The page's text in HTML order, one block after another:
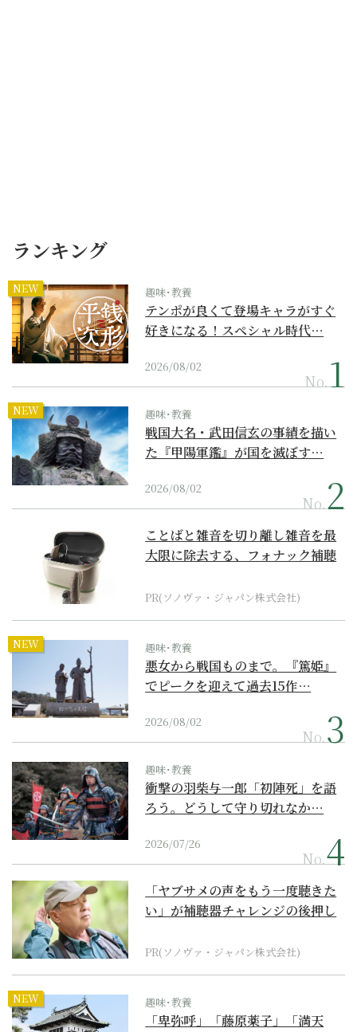
ランキング
NEW 趣味･教養
テンポが良くて登場キャラがすぐ
好きになる！スペシャル時代…
2026/08/02
No.
NEW 趣味･教養
戦国大名・武田信玄の事績を描い
た『甲陽軍鑑』が国を滅ぼす…
2026/08/02
No.
ことばと雑音を切り離し雑音を最
大限に除去する、フォナック補聴
PR(ソノヴァ・ジャパン株式会社)
NEW 趣味･教養
悪女から戦国ものまで。『篤姫』
でピークを迎えて過去15作…
2026/08/02
No.
趣味･教養
衝撃の羽柴与一郎「初陣死」を語
ろう。どうして守り切れなか…
2026/07/26
No.
「ヤブサメの声をもう一度聴きた
い」が補聴器チャレンジの後押し
PR(ソノヴァ・ジャパン株式会社)
NEW 趣味･教養
「卑弥呼」「藤原薬子」「満天